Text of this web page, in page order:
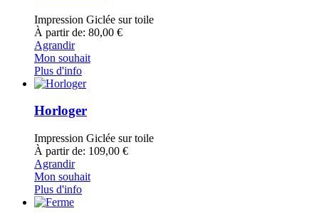
Impression Giclée sur toile
À partir de: 80,00 €
Agrandir
Mon souhait
Plus d'info
Horloger
Impression Giclée sur toile
À partir de: 109,00 €
Agrandir
Mon souhait
Plus d'info